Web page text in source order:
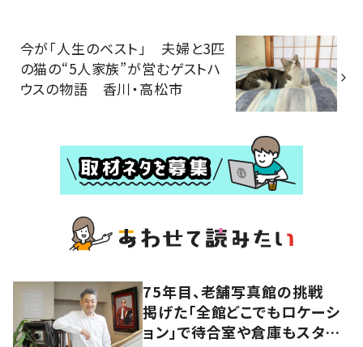
今が「人生のベスト」 夫婦と3匹
の猫の“5人家族”が営むゲストハ
ウスの物語 香川・高松市
75年目、老舗写真館の挑戦
掲げた「全館どこでもロケーシ
ョン」で待合室や倉庫もスタジ